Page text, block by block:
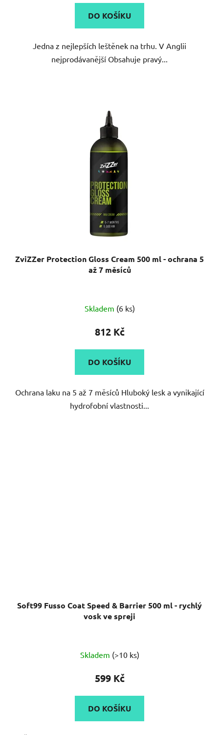
5,0
z
hvězdiček.
DO KOŠÍKU
Jedna z nejlepších leštěnek na trhu. V Anglii
nejprodávanější Obsahuje pravý...
ZviZZer Protection Gloss Cream 500 ml - ochrana 5
až 7 měsíců
Skladem (6 ks)
812 Kč
DO KOŠÍKU
Ochrana laku na 5 až 7 měsíců Hluboký lesk a vynikající
hydrofobní vlastnosti...
Soft99 Fusso Coat Speed & Barrier 500 ml - rychlý
vosk ve spreji
hodnocení
produktu
5,0
z
Skladem (>10 ks)
599 Kč
DO KOŠÍKU